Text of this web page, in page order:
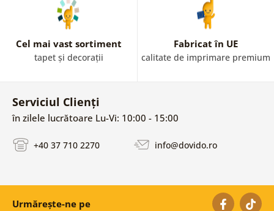
Cel mai vast sortiment
tapet și decorații
Fabricat în UE
calitate de imprimare premium
Serviciul Clienți
în zilele lucrătoare Lu-Vi: 10:00 - 15:00
+40 37 710 2270 info@dovido.ro
Urmărește-ne pe